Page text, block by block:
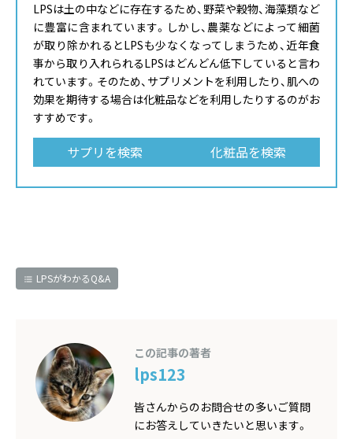
LPSは土の中などに存在するため、野菜や穀物、海藻類など
に豊富に含まれています。しかし、農薬などによって細菌
が取り除かれるとLPSも少なくなってしまうため、近年食
事から取り入れられるLPSはどんどん低下していると言わ
れています。そのため、サプリメントを利用したり、肌への
効果を期待する場合は化粧品などを利用したりするのがお
すすめです。
サプリを検索 化粧品を検索
LPSがわかるQ&A
この記事の著者
lps123
皆さんからのお問合せの多いご質問
にお答えしていきたいと思います。